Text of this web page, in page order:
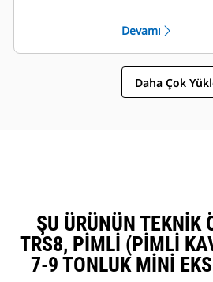
Devamı
Daha Çok
ŞU ÜRÜNÜN TEKNIK
TRS8, PIMLI (PIMLI
7-9 TONLUK MINI